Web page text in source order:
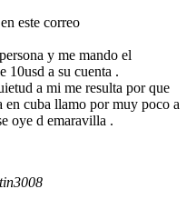
este correo
y me mando el
10usd a su cuenta .
a mi me resulta por que
en cuba llamo por muy poco a
oye d emaravilla .